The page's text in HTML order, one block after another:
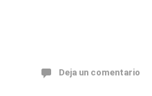
Deja un comentario